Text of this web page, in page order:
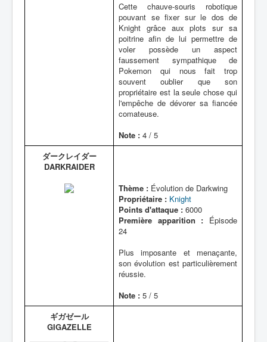
Cette chauve-souris robotique
pouvant se fixer sur le dos de
Knight grâce aux plots sur sa
poitrine afin de lui permettre de
voler possède un aspect
faussement sympathique de
Pokemon qui nous fait trop
souvent oublier que son
propriétaire est la seule chose qui
l'empêche de dévorer sa fiancée
comateuse.
Note : 4 / 5
ダークレイダー
DARKRAIDER
Thème : Évolution de Darkwing
Propriétaire : Knight
Points d'attaque : 6000
Première apparition : Épisode
24
Plus imposante et menaçante,
son évolution est particulièrement
réussie.
Note : 5 / 5
ギガゼール
GIGAZELLE